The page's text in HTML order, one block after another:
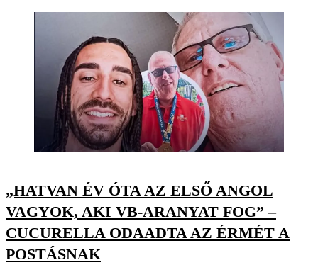
„HATVAN ÉV ÓTA AZ ELSŐ ANGOL
VAGYOK, AKI VB-ARANYAT FOG” –
CUCURELLA ODAADTA AZ ÉRMÉT A
POSTÁSNAK